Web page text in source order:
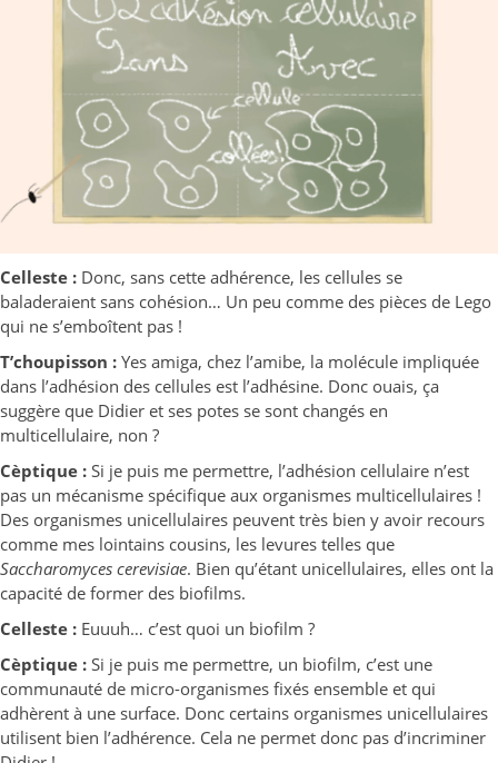
Celleste : Donc, sans cette adhérence, les cellules se
baladeraient sans cohésion… Un peu comme des pièces de Lego
qui ne s’emboîtent pas !
T’choupisson : Yes amiga, chez l’amibe, la molécule impliquée
dans l’adhésion des cellules est l’adhésine. Donc ouais, ça
suggère que Didier et ses potes se sont changés en
multicellulaire, non ?
Cèptique : Si je puis me permettre, l’adhésion cellulaire n’est
pas un mécanisme spécifique aux organismes multicellulaires !
Des organismes unicellulaires peuvent très bien y avoir recours
comme mes lointains cousins, les levures telles que
Saccharomyces cerevisiae. Bien qu’étant unicellulaires, elles ont la
capacité de former des biofilms.
Celleste : Euuuh… c’est quoi un biofilm ?
Cèptique : Si je puis me permettre, un biofilm, c’est une
communauté de micro-organismes fixés ensemble et qui
adhèrent à une surface. Donc certains organismes unicellulaires
utilisent bien l’adhérence. Cela ne permet donc pas d’incriminer